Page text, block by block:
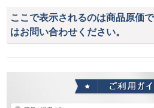
ここで表示されるのは商品原価
はお問い合わせください。